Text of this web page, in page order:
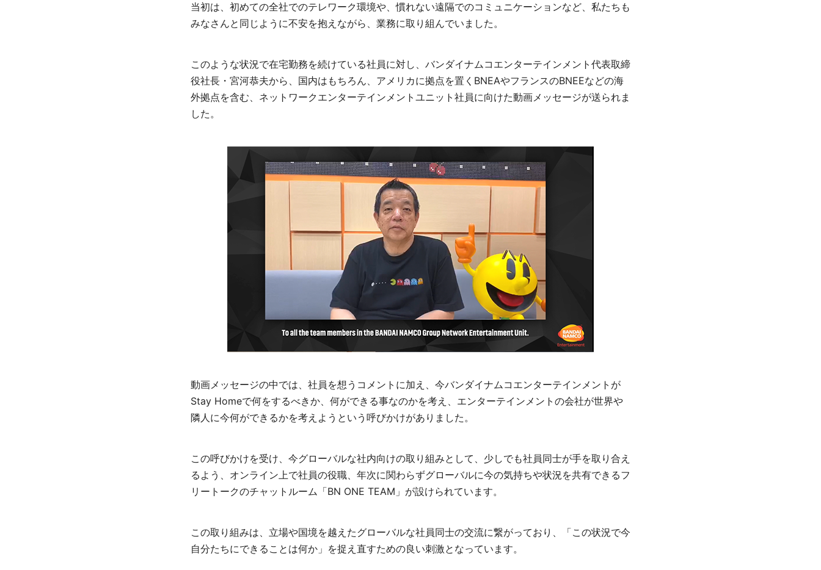
当初は、初めての全社でのテレワーク環境や、慣れない遠隔でのコミュニケーションなど、私たちも
みなさんと同じように不安を抱えながら、業務に取り組んでいました。
このような状況で在宅勤務を続けている社員に対し、バンダイナムコエンターテインメント代表取締
役社長・宮河恭夫から、国内はもちろん、アメリカに拠点を置くBNEAやフランスのBNEEなどの海
外拠点を含む、ネットワークエンターテインメントユニット社員に向けた動画メッセージが送られま
した。
動画メッセージの中では、社員を想うコメントに加え、今バンダイナムコエンターテインメントが
Stay Homeで何をするべきか、何ができる事なのかを考え、エンターテインメントの会社が世界や
隣人に今何ができるかを考えようという呼びかけがありました。
この呼びかけを受け、今グローバルな社内向けの取り組みとして、少しでも社員同士が手を取り合え
るよう、オンライン上で社員の役職、年次に関わらずグローバルに今の気持ちや状況を共有できるフ
リートークのチャットルーム「BN ONE TEAM」が設けられています。
この取り組みは、立場や国境を越えたグローバルな社員同士の交流に繋がっており、「この状況で今
自分たちにできることは何か」を捉え直すための良い刺激となっています。